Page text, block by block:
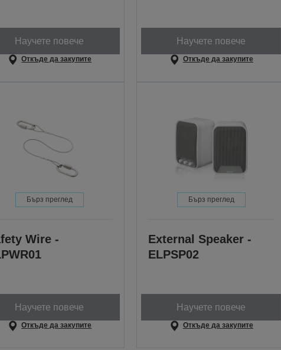
Научете повече
Откъде да закупите
Научете повече
Откъде да закупите
Бърз преглед
Wire -
Научете повече
Откъде да закупите
Бърз преглед
External Speaker -
ELPSP02
Научете повече
Откъде да закупите